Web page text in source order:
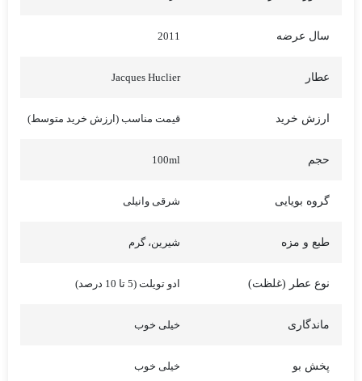
سال عرضه 2011
عطار Jacques Huclier
ارزش خرید قیمت مناسب (ارزش خرید متوسط)
حجم 100ml
گروه بویایی شرقی وانیلی
طبع و مزه شیرین، گرم
نوع عطر (غلظت) ادو تویلت (5 تا 10 درصد)
ماندگاری خیلی خوب
پخش بو خیلی خوب